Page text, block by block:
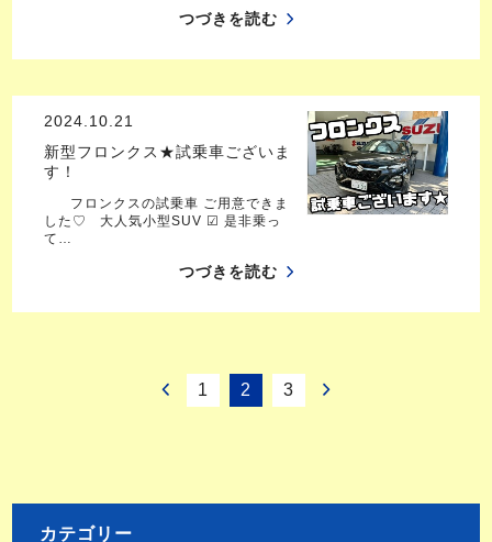
つづきを読む
2024.10.21
新型フロンクス★試乗車ございま
す！
フロンクスの試乗車 ご用意できま
した♡ 大人気小型SUV ☑ 是非乗っ
て…
つづきを読む
1 2 3
カテゴリー